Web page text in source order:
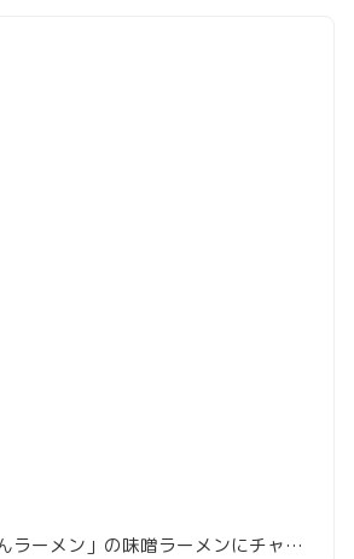
西麻布、「かおたんラーメン」の味噌ラーメンにチャレンジ